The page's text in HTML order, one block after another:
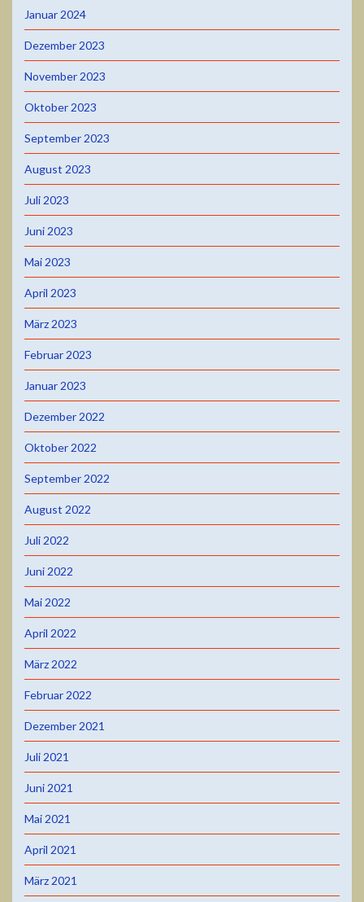
Januar 2024
Dezember 2023
November 2023
Oktober 2023
September 2023
August 2023
Juli 2023
Juni 2023
Mai 2023
April 2023
März 2023
Februar 2023
Januar 2023
Dezember 2022
Oktober 2022
September 2022
August 2022
Juli 2022
Juni 2022
Mai 2022
April 2022
März 2022
Februar 2022
Dezember 2021
Juli 2021
Juni 2021
Mai 2021
April 2021
März 2021